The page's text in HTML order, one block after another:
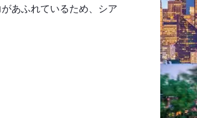
あふれているため、シア